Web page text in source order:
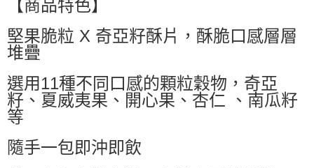
每筆NT$60，滿NT$599(含以上)免運費
每筆NT$60，滿NT$599(含以上)免運費
付款後萊爾富取貨
7-11付款取貨
【商品特色】
堅果脆粒 X 奇亞籽酥片，酥脆口感層層
堆疊
選用11種不同口感的顆粒穀物，奇亞
籽、夏威夷果、開心果、杏仁 、南瓜籽
等
隨手一包即沖即飲